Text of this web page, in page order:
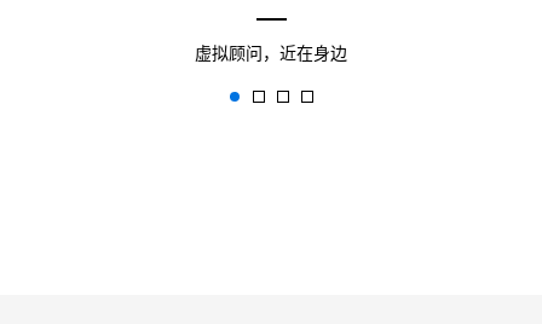
虚拟顾问，近在身边